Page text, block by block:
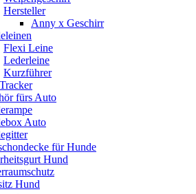
Hersteller
Anny x Geschirr
Flexi Leine
Lederleine
Kurzführer
fürs Auto
Auto
für Hunde
Hund
Hund